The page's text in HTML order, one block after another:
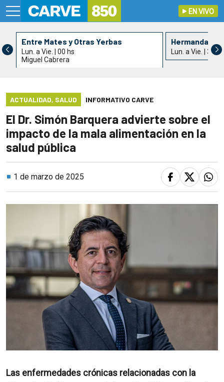
EN VIVO
Entre Mates y Otras Yerbas
Lun. a Vie. | 00 hs
Miguel Cabrera
Hermandad
Lun. a Vie. | 3 hs
ACTUALIDAD, SALUD INFORMATIVO CARVE
El Dr. Simón Barquera advierte sobre el
impacto de la mala alimentación en la
salud pública
1 de marzo de 2025
Las enfermedades crónicas relacionadas con la